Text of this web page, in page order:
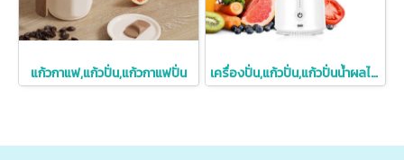
แก้วกาแฟ,แก้วปั่น,แก้วกาแฟปั่น เครื่องปั่น,แก้วปั่น,แก้วปั่นน้ำผลไม้,เครื่องปั่นน้ำผลไม้